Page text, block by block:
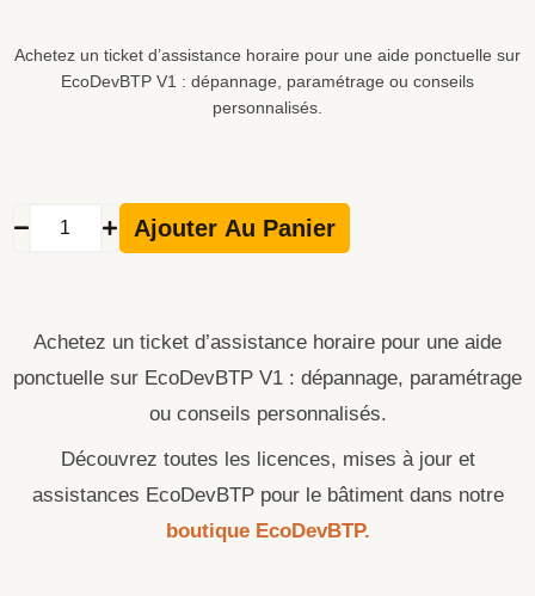
Achetez un ticket d’assistance horaire pour une aide ponctuelle sur
EcoDevBTP V1 : dépannage, paramétrage ou conseils
personnalisés.
EcoDevBTP
ponctuelle
(ticket
Ajouter Au Panier
Achetez un ticket d’assistance horaire pour une aide
ponctuelle sur EcoDevBTP V1 : dépannage, paramétrage
ou conseils personnalisés.
Découvrez toutes les licences, mises à jour et
assistances EcoDevBTP pour le bâtiment dans notre
boutique EcoDevBTP.